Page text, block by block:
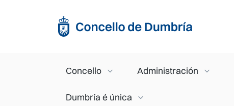
Main navigation
Concello Administración
Dumbría é única